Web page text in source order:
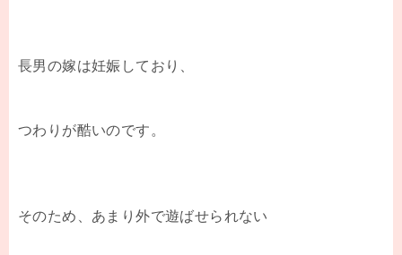
長男の嫁は妊娠しており、
つわりが酷いのです。
そのため、あまり外で遊ばせられない